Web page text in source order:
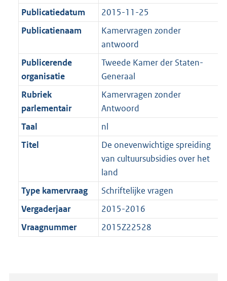
t
a
t
K
b
2
K
b
Publicatiedatum
2015-11-25
Publicatienaam
Kamervragen zonder
antwoord
Publicerende
organisatie
Tweede Kamer der Staten-
Generaal
Rubriek
parlementair
Kamervragen zonder
Antwoord
Taal
nl
Titel
De onevenwichtige spreiding
van cultuursubsidies over het
land
Type kamervraag
Schriftelijke vragen
Vergaderjaar
2015-2016
Vraagnummer
2015Z22528